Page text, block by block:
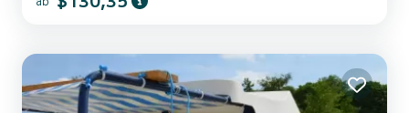
einem Doppelbett. Die quadratische Ecke beherbergt eine
Sanitäranlag...